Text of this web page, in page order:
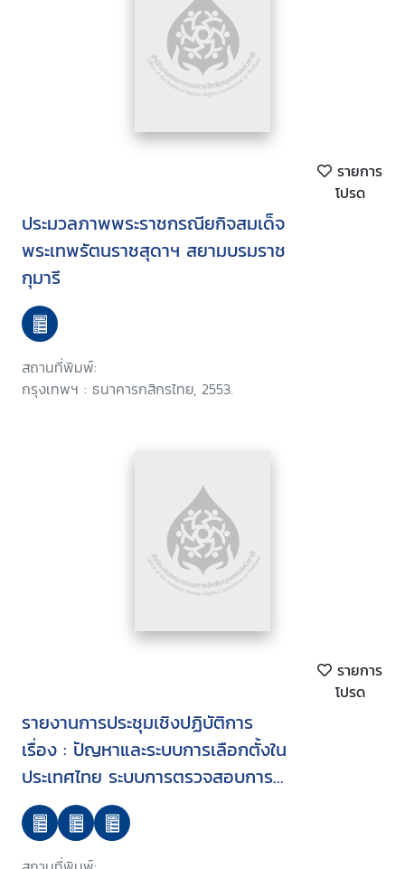
รายการ
โปรด
ประมวลภาพพระราชกรณียกิจสมเด็จ
พระเทพรัตนราชสุดาฯ สยามบรมราช
กุมารี
สถานที่พิมพ์:
กรุงเทพฯ : ธนาคารกสิกรไทย, 2553.
รายการ
โปรด
รายงานการประชุมเชิงปฏิบัติการ
เรื่อง : ปัญหาและระบบการเลือกตั้งใน
ประเทศไทย ระบบการตรวจสอบการ
ใช้อำนาจรัฐ แนวนโยบายแห่งรัฐ
สถาบันการเมืองและความสัมพันธ์
สถาบันการเมือง